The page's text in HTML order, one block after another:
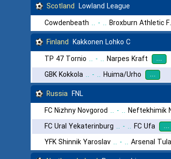
Scotland Lowland League
Cowdenbeath .. - .. Broxburn Athletic
Finland Kakkonen Lohko C
TP 47 Tornio .. - .. Narpes Kraft ...
GBK Kokkola .. - .. Huima/Urho ...
Russia FNL
FC Nizhny Novgorod .. - .. Neftekhimik
FC Ural Yekaterinburg .. - .. FC Ufa ...
YFK Shinnik Yaroslav .. - .. Arsenal Tula